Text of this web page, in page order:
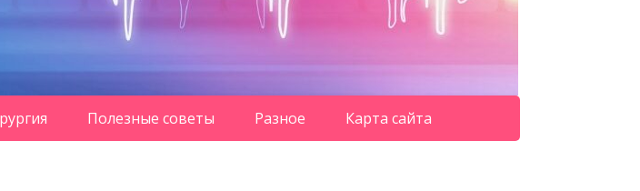
Полезные советы Разное Карта сайта